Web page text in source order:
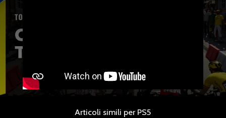
Articoli simili per PS5